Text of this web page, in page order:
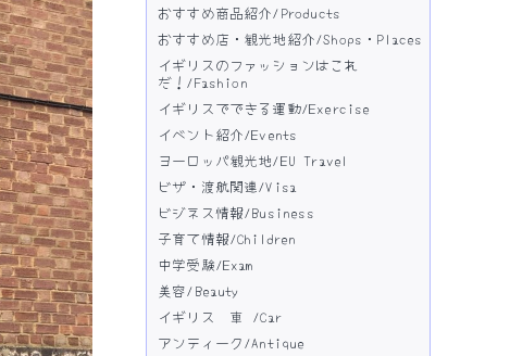
おすすめ商品紹介/Products
おすすめ店・観光地紹介/Shops・Places
イギリスのファッションはこれ
だ！/Fashion
イギリスでできる運動/Exercise
イベント紹介/Events
ヨーロッパ観光地/EU Travel
ビザ・渡航関連/Visa
ビジネス情報/Business
子育て情報/Children
中学受験/Exam
美容/Beauty
イギリス 車 /Car
アンティーク/Antique